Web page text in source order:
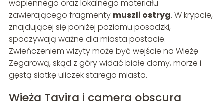
wapiennego oraz lokalnego materiału
zawierającego fragmenty muszli ostryg. W krypcie,
znajdującej się poniżej poziomu posadzki,
spoczywają ważne dla miasta postacie.
Zwieńczeniem wizyty może być wejście na Wieżę
Zegarową, skąd z góry widać białe domy, morze i
gęstą siatkę uliczek starego miasta.
Wieża Tavira i camera obscura